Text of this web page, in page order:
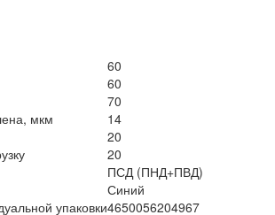
60
60
70
мкм
14
20
20
ПСД (ПНД+ПВД)
Синий
упаковки4650056204967